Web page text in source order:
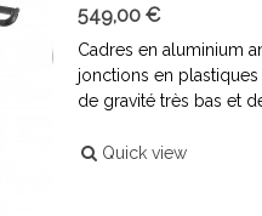
549,00 €
Cadres en aluminium
jonctions en
de gravité très bas et
Quick view